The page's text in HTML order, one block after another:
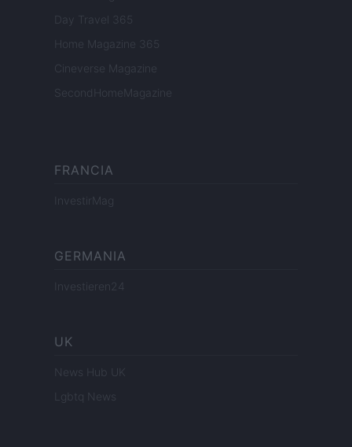
Day Travel 365
Home Magazine 365
Cineverse Magazine
SecondHomeMagazine
FRANCIA
InvestirMag
GERMANIA
Investieren24
UK
News Hub UK
Lgbtq News